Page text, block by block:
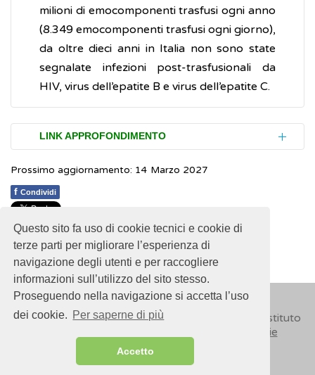
Questo sito fa uso di cookie tecnici e cookie di
terze parti per migliorare l’esperienza di
navigazione degli utenti e per raccogliere
informazioni sull’utilizzo del sito stesso.
Proseguendo nella navigazione si accetta l’uso
dei cookie. Per saperne di più
Accetto
milioni di emocomponenti trasfusi ogni anno
(8.349 emocomponenti trasfusi ogni giorno),
da oltre dieci anni in Italia non sono state
segnalate infezioni post-trasfusionali da
HIV, virus dell’epatite B e virus dell’epatite C.
LINK APPROFONDIMENTO
Ministero della Salute. Decreto 2 novembre
2015.
qualità e sicurezza del sangue e degli
emocomponenti
Centro Nazionale Sangue
Prossimo aggiornamento: 14 Marzo 2027
f Condividi
1 1 1 1 1 Rating 1.69 (16 Votes)
© 2018ISSalute - Sito sviluppato e gestito dall’Istituto
Cookie